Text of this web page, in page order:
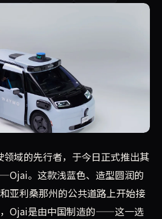
色机器人出租车Ojai开始在加利
域的先行者，于今日正式推出其
。这款浅蓝色、造型圆润的
亚利桑那州的公共道路上开始接
Ojai是由中国制造的——这一选